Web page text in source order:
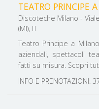
TEATRO PRINCIPE
Discoteche Milano -
(MI), IT
Teatro Principe a
aziendali, spettacoli
fatti su misura. Scopri
INFO E PRENOTAZIONI: